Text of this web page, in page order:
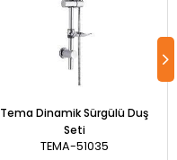
Tema Dinamik Sürgülü Duş
Seti
TEMA-51035